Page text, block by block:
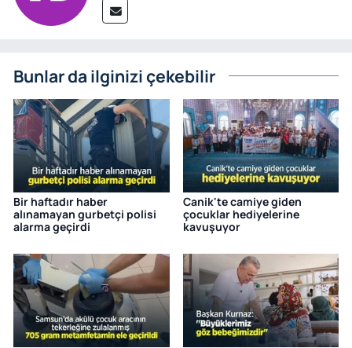
Bunlar da ilginizi çekebilir
Bir haftadır haber
alınamayan gurbetçi polisi
alarma geçirdi
Canik'te camiye giden
çocuklar hediyelerine
kavuşuyor